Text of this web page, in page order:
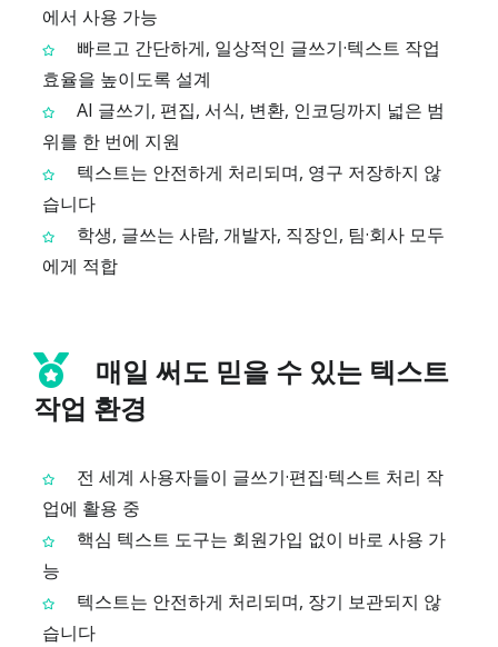
에서 사용 가능
빠르고 간단하게, 일상적인 글쓰기·텍스트 작업
효율을 높이도록 설계
AI 글쓰기, 편집, 서식, 변환, 인코딩까지 넓은 범
위를 한 번에 지원
텍스트는 안전하게 처리되며, 영구 저장하지 않
습니다
학생, 글쓰는 사람, 개발자, 직장인, 팀·회사 모두
에게 적합
매일 써도 믿을 수 있는 텍스트
작업 환경
전 세계 사용자들이 글쓰기·편집·텍스트 처리 작
업에 활용 중
핵심 텍스트 도구는 회원가입 없이 바로 사용 가
능
텍스트는 안전하게 처리되며, 장기 보관되지 않
습니다